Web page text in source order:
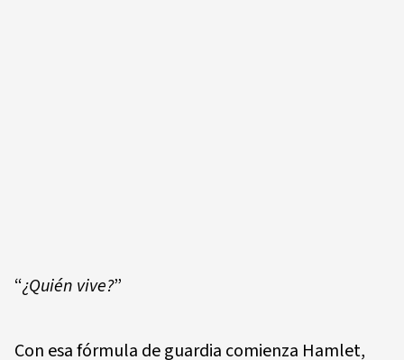
“¿Quién vive?”
Con esa fórmula de guardia comienza Hamlet,